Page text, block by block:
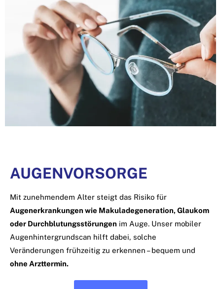
AUGENVORSORGE
Mit zunehmendem Alter steigt das Risiko für
Augenerkrankungen wie Makuladegeneration, Glaukom
oder Durchblutungsstörungen im Auge. Unser mobiler
Augenhintergrundscan hilft dabei, solche
Veränderungen frühzeitig zu erkennen – bequem und
ohne Arzttermin.